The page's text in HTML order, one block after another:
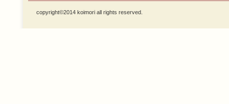
copyright©2014 koimori all rights reserved.